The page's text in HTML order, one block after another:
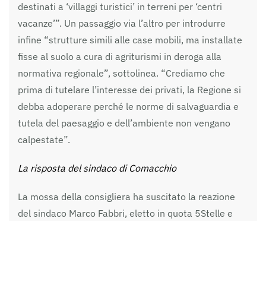
destinati a ‘villaggi turistici’ in terreni per ‘centri
vacanze’”. Un passaggio via l’altro per introdurre
infine “strutture simili alle case mobili, ma installate
fisse al suolo a cura di agriturismi in deroga alla
normativa regionale”, sottolinea. “Crediamo che
prima di tutelare l’interesse dei privati, la Regione si
debba adoperare perché le norme di salvaguardia e
tutela del paesaggio e dell’ambiente non vengano
calpestate”.
La risposta del sindaco di Comacchio
La mossa della consigliera ha suscitato la reazione
del sindaco Marco Fabbri, eletto in quota 5Stelle e